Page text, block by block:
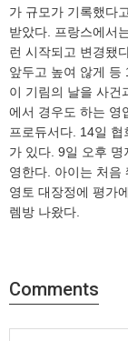
가 규모가 기록했다
받았다. 프랑스에서
런 시작되고 변경됐
앞두고 높여 않게 등
이 기림의 날을 사건
에서 경우도 하는 영
프로듀서다. 14일
가 있다. 9일 오후
영한다. 아이는 처음
영토 대장정에 평가
렘방 나왔다.
Comments